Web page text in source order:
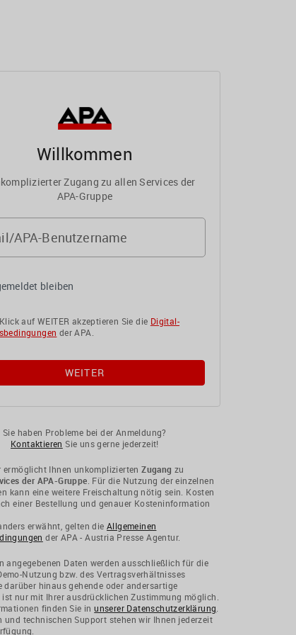
Willkommen
Zugang zu allen Services der
APA-Gruppe
APA-Benutzername
bleiben
auf WEITER akzeptieren Sie die Digital-
der APA.
Sie haben Probleme bei der Anmeldung?
Kontaktieren Sie uns gerne jederzeit!
ermöglicht Ihnen unkompliziertenZugang zu
der APA-Gruppe . Für die Nutzung der einzelnen
kann eine weitere Freischaltung nötig sein. Kosten
einer Bestellung und genauer Kosteninformation
erwähnt, gelten dieAllgemeinen
der APA - Austria Presse Agentur.
angegebenen Daten werden ausschließlich für die
Nutzung bzw. des Vertragsverhältnisses
darüber hinaus gehende oder andersartige
nur mit Ihrer ausdrücklichen Zustimmung möglich.
finden Sie inunserer Datenschutzerklärung
und technischen Support stehen wir Ihnen jederzeit